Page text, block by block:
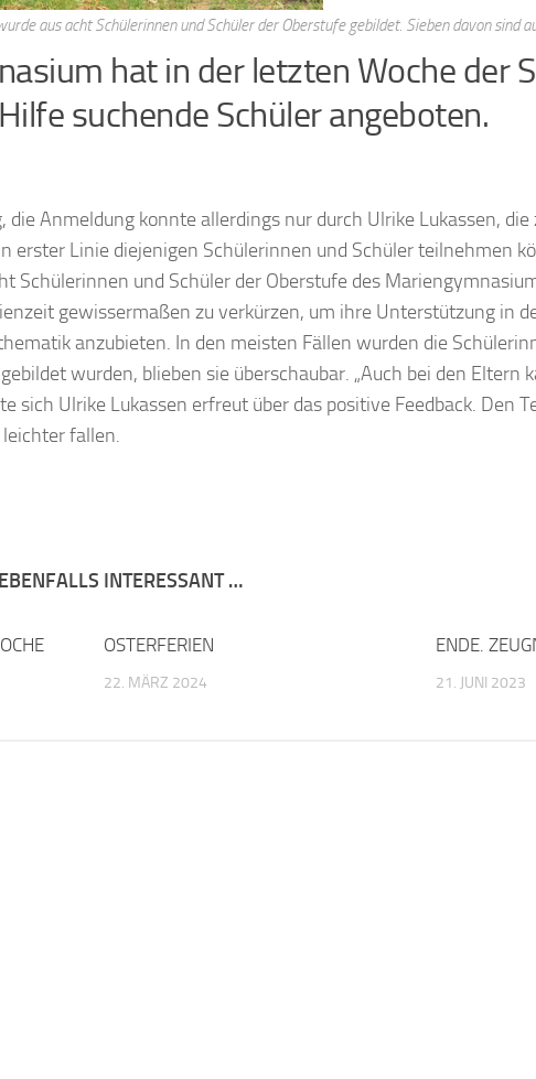
aus acht Schülerinnen und Schüler der Oberstufe gebildet. Sieben davon sind
hat in der letzten Woche der
suchende Schüler angeboten.
Anmeldung konnte allerdings nur durch Ulrike Lukassen,
erster Linie diejenigen Schülerinnen und Schüler teilnehmen
Schülerinnen und Schüler der Oberstufe des
gewissermaßen zu verkürzen, um ihre Unterstützung in
anzubieten. In den meisten Fällen wurden die
wurden, blieben sie überschaubar. „Auch bei den Eltern
sich Ulrike Lukassen erfreut über das positive Feedback. Den
fallen.
INTERESSANT …
OSTERFERIEN
22. MÄRZ 2024
ENDE.
21. JUNI 2023